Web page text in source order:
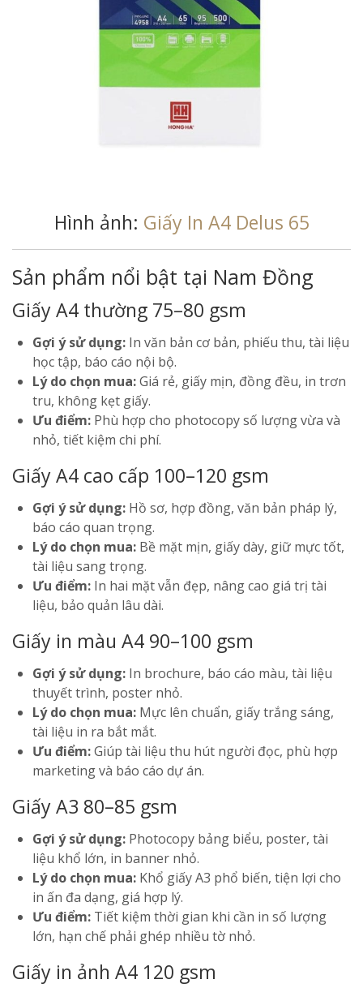
Hình ảnh: Giấy In A4 Delus 65
Sản phẩm nổi bật tại Nam Đồng
Giấy A4 thường 75–80 gsm
Gợi ý sử dụng: In văn bản cơ bản, phiếu thu, tài liệu
học tập, báo cáo nội bộ.
Lý do chọn mua:Giá rẻ, giấy mịn, đồng đều, in trơn
tru, không kẹt giấy.
Ưu điểm: Phù hợp cho photocopy số lượng vừa và
nhỏ, tiết kiệm chi phí.
Giấy A4 cao cấp 100–120 gsm
Gợi ý sử dụng: Hồ sơ, hợp đồng, văn bản pháp lý,
báo cáo quan trọng.
Lý do chọn mua: Bề mặt mịn, giấy dày, giữ mực tốt,
tài liệu sang trọng.
Ưu điểm: In hai mặt vẫn đẹp, nâng cao giá trị tài
liệu, bảo quản lâu dài.
Giấy in màu A4 90–100 gsm
Gợi ý sử dụng: In brochure, báo cáo màu, tài liệu
thuyết trình, poster nhỏ.
Lý do chọn mua: Mực lên chuẩn, giấy trắng sáng,
tài liệu in ra bắt mắt.
Ưu điểm:Giúp tài liệu thu hút người đọc, phù hợp
marketing và báo cáo dự án.
Giấy A3 80–85 gsm
Gợi ý sử dụng: Photocopy bảng biểu, poster, tài
liệu khổ lớn, in banner nhỏ.
Lý do chọn mua: Khổ giấy A3 phổ biến, tiện lợi cho
in ấn đa dạng, giá hợp lý.
Ưu điểm: Tiết kiệm thời gian khi cần in số lượng
lớn, hạn chế phải ghép nhiều tờ nhỏ.
Giấy in ảnh A4 120 gsm